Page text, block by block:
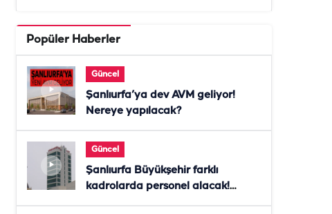
Popüler Haberler
Güncel
Şanlıurfa’ya dev AVM geliyor!
Nereye yapılacak?
Güncel
Şanlıurfa Büyükşehir farklı
kadrolarda personel alacak!